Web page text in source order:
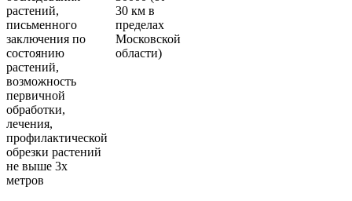
растений,
письменного
заключения по
состоянию
растений,
возможность
первичной
обработки,
лечения,
профилактической
обрезки растений
не выше 3х
метров
30 км в
пределах
Московской
области)